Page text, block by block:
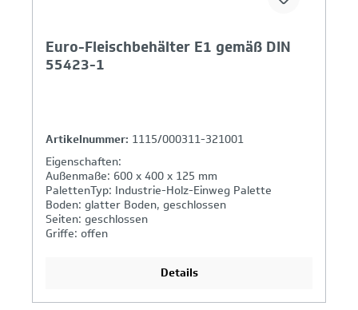
Euro-Fleischbehälter E1 gemäß DIN
55423-1
Artikelnummer: 1115/000311-321001
Eigenschaften:
Außenmaße: 600 x 400 x 125 mm
PalettenTyp: Industrie-Holz-Einweg Palette
Boden: glatter Boden, geschlossen
Seiten: geschlossen
Griffe: offen
Details